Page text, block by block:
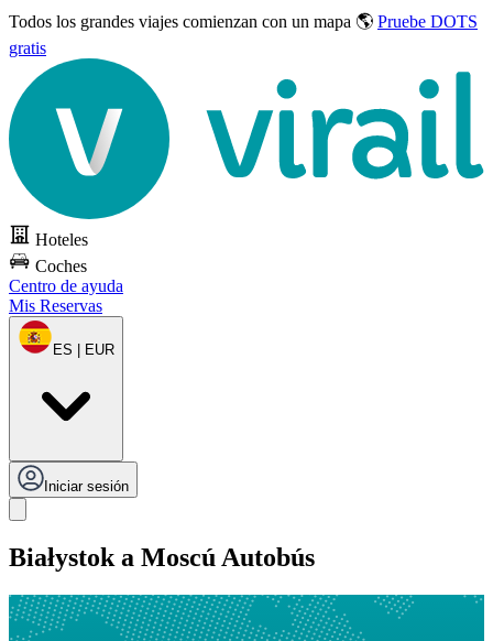
Todos los grandes viajes comienzan con un mapa 🌎 Pruebe DOTS
gratis
Hoteles
Coches
Centro de ayuda
Mis Reservas
ES | EUR
Iniciar sesión
Białystok a Moscú Autobús